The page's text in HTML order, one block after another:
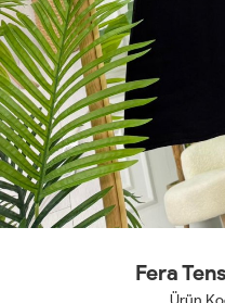
Fera